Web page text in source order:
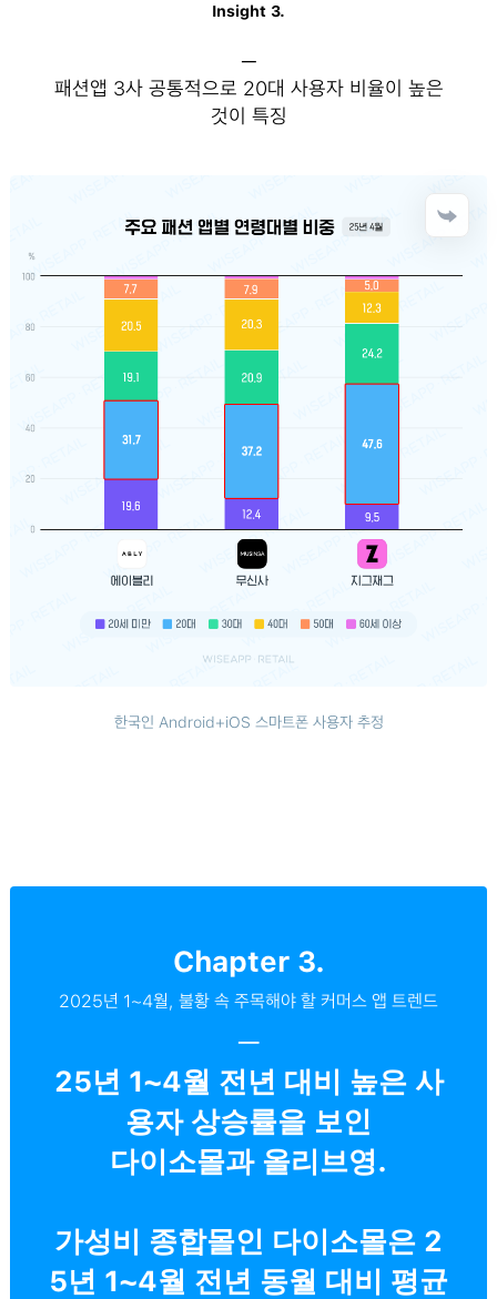
Insight 3.
─
패션앱 3사 공통적으로 20대 사용자 비율이 높은
것이 특징
한국인 Android+iOS 스마트폰 사용자 추정
Chapter 3.
2025년 1~4월, 불황 속 주목해야 할 커머스 앱 트렌드
─
25년 1~4월 전년 대비 높은 사
용자 상승률을 보인
다이소몰과 올리브영.
가성비 종합몰인 다이소몰은 2
5년 1~4월 전년 동월 대비 평균